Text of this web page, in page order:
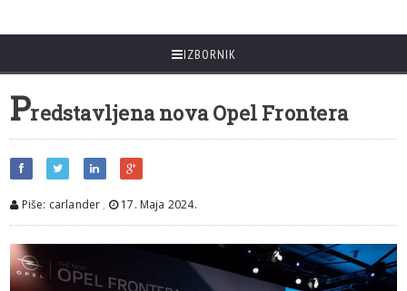
IZBORNIK
Predstavljena nova Opel Frontera
Piše: carlander , 17. Maja 2024.